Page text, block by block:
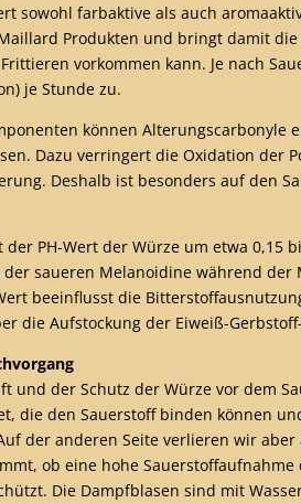
sowohl farbaktive als auch
Produkten und bringt damit
vorkommen kann. Je nach
je Stunde zu.
können
Dazu verringert die Oxidation der
Deshalb ist besonders auf den
der PH-Wert der Würze um etwa
saueren Melanoidine während der
beeinflusst die
die Aufstockung der Eiweiß-
und der Schutz der Würze vor dem
die den Sauerstoff binden können
der anderen Seite verlieren wir
ob eine hohe
Die Dampfblasen sind mit